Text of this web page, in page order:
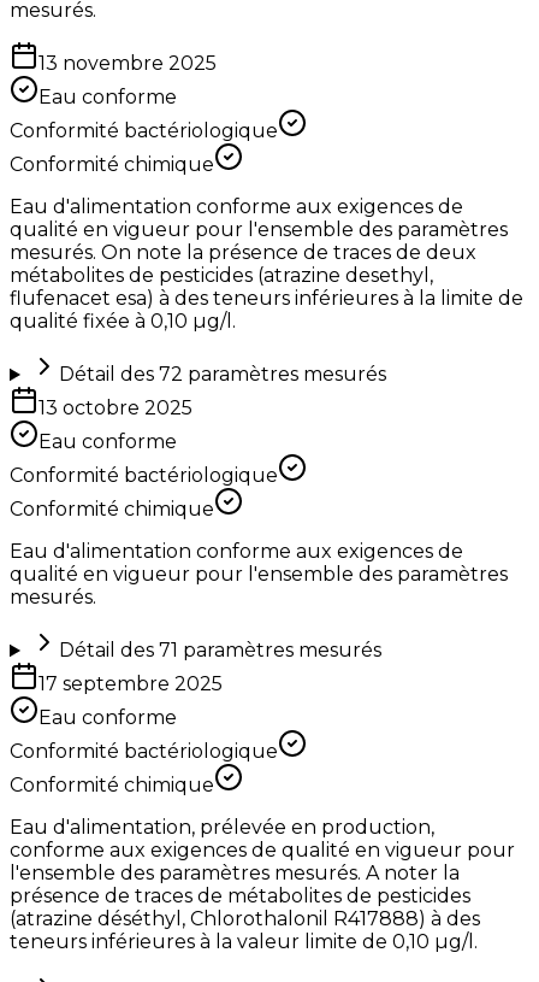
mesurés.
13 novembre 2025
Eau conforme
Conformité bactériologique
Conformité chimique
Eau d'alimentation conforme aux exigences de
qualité en vigueur pour l'ensemble des paramètres
mesurés. On note la présence de traces de deux
métabolites de pesticides (atrazine desethyl,
flufenacet esa) à des teneurs inférieures à la limite de
qualité fixée à 0,10 µg/l.
Détail des 72 paramètres mesurés
13 octobre 2025
Eau conforme
Conformité bactériologique
Conformité chimique
Eau d'alimentation conforme aux exigences de
qualité en vigueur pour l'ensemble des paramètres
mesurés.
Détail des 71 paramètres mesurés
17 septembre 2025
Eau conforme
Conformité bactériologique
Conformité chimique
Eau d'alimentation, prélevée en production,
conforme aux exigences de qualité en vigueur pour
l'ensemble des paramètres mesurés. A noter la
présence de traces de métabolites de pesticides
(atrazine déséthyl, Chlorothalonil R417888) à des
teneurs inférieures à la valeur limite de 0,10 µg/l.